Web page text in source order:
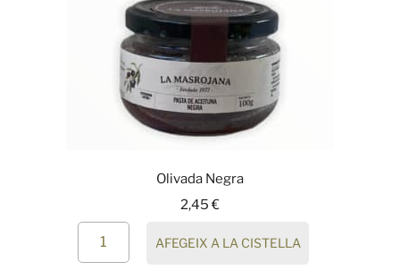
Olivada Negra
2,45€
AFEGEIX A LA CISTELLA